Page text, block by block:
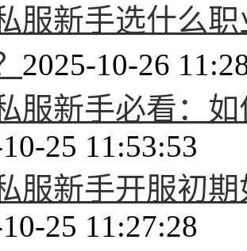
服新手选什么
2025-10-26
服新手必看：
25 11:53:53
服新手开服初
25 11:27:28